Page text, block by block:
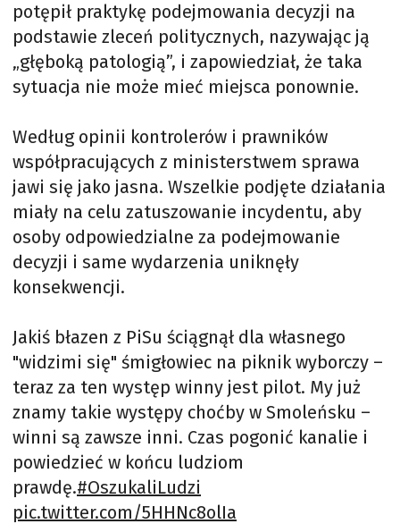
potępił praktykę podejmowania decyzji na
podstawie zleceń politycznych, nazywając ją
„głęboką patologią”, i zapowiedział, że taka
sytuacja nie może mieć miejsca ponownie.
Według opinii kontrolerów i prawników
współpracujących z ministerstwem sprawa
jawi się jako jasna. Wszelkie podjęte działania
miały na celu zatuszowanie incydentu, aby
osoby odpowiedzialne za podejmowanie
decyzji i same wydarzenia uniknęły
konsekwencji.
Jakiś błazen z PiSu ściągnął dla własnego
"widzimi się" śmigłowiec na piknik wyborczy –
teraz za ten występ winny jest pilot. My już
znamy takie występy choćby w Smoleńsku –
winni są zawsze inni. Czas pogonić kanalie i
powiedzieć w końcu ludziom
prawdę.#OszukaliLudzi
pic.twitter.com/5HHNc8olIa